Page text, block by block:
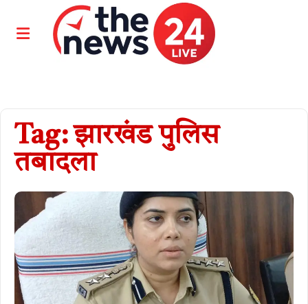
Tag: झारखंड पुलिस
तबादला